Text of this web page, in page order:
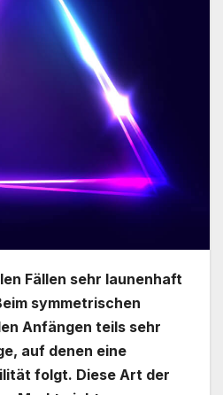
Fällen sehr launenhaft
symmetrischen
Anfängen teils sehr
auf denen eine
folgt. Diese Art der